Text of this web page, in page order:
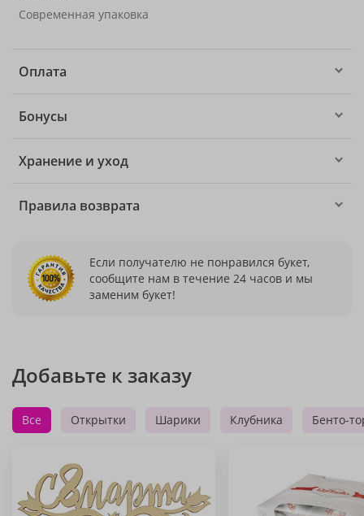
Современная упаковка
Оплата
Бонусы
Хранение и уход
Правила возврата
Если получателю не понравился букет,
сообщите нам в течение 24 часов и мы
заменим букет!
Добавьте к заказу
Все Открытки Шарики Клубника Бенто-